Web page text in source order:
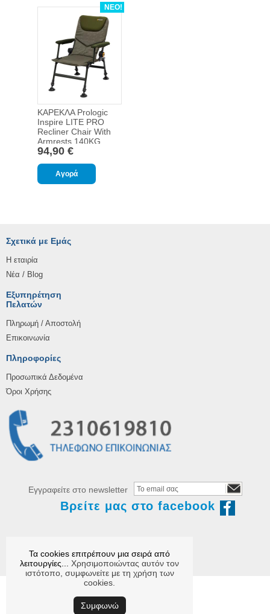
ΝΕΟ!
94,90 €
ΚΑΡΕΚΛΑ Prologic
Inspire LITE PRO
Recliner Chair With
Armrests 140KG
MAX LOAD
Σχετικά με Εμάς
Η εταιρία
Νέα / Blog
Εξυπηρέτηση
Πελατών
Πληρωμή / Αποστολή
Επικοινωνία
Πληροφορίες
Προσωπικά Δεδομένα
Όροι Χρήσης
Εγγραφείτε στο newsletter
Βρείτε μας στο facebook
Τα cookies επιτρέπουν μια σειρά από
λειτουργίες...
Χρησιμοποιώντας αυτόν τον
ιστότοπο, συμφωνείτε με τη χρήση των
cookies.
Συμφωνώ